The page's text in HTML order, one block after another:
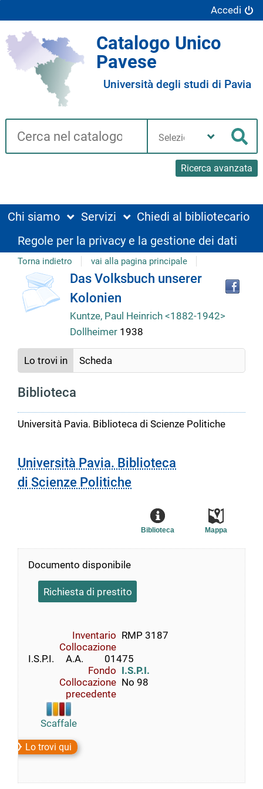
Accedi
Catalogo Unico
Pavese
Università degli studi di Pavia
Cerca su "Catalogo"
Ricerca avanzata
biblioteca
Chi siamo Servizi
Chiedi al bibliotecario
Regole per la privacy e la gestione dei dati
Torna indietro vai alla pagina principale
Dettaglio
del
documento
copertina
Das Volksbuch unserer
Kolonien
Kuntze, Paul Heinrich <1882-1942>
Dollheimer 1938
Lo trovi in Scheda
Biblioteca
Università Pavia. Biblioteca di Scienze Politiche
Università Pavia. Biblioteca
di Scienze Politiche
Mappa
Biblioteca
Documento disponibile
Richiesta di prestito
Inventario RMP 3187
Collocazione
I.S.P.I.     A.A.         01475
Fondo I.S.P.I.
Collocazione
precedente
No 98
Scaffale
Lo trovi qui